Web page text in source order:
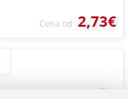
Cena od 2,73€